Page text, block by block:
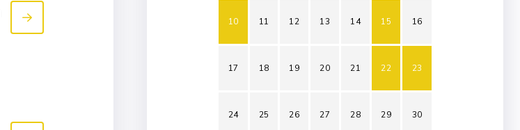
10 11 12 13 14 15 16
17 18 19 20 21 22 23
24 25 26 27 28 29 30